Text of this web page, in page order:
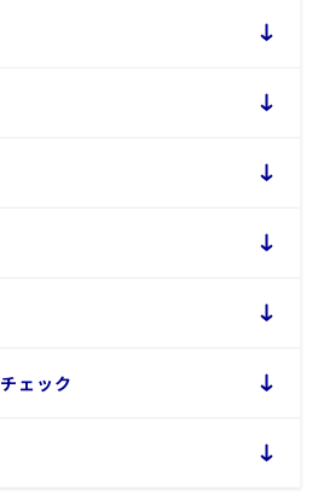
（終身移行型）
期型）
・リンク定期保険
険
人契約された保険商品
期型）
払いもどし金型）
ェック